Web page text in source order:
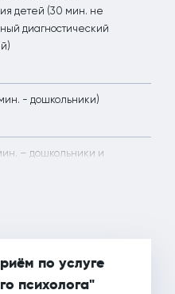
детей (30 мин. не
диагностический
- дошкольники)
– дошкольники и
с элементами
по услуге
психолога"